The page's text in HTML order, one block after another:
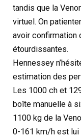
tandis que la
virtuel. On
avoir confirmation
étourdissantes.
Hennessey
estimation des
Les 1000 ch et
boîte manuelle à
1100 kg de la
0-161 km/h est lui